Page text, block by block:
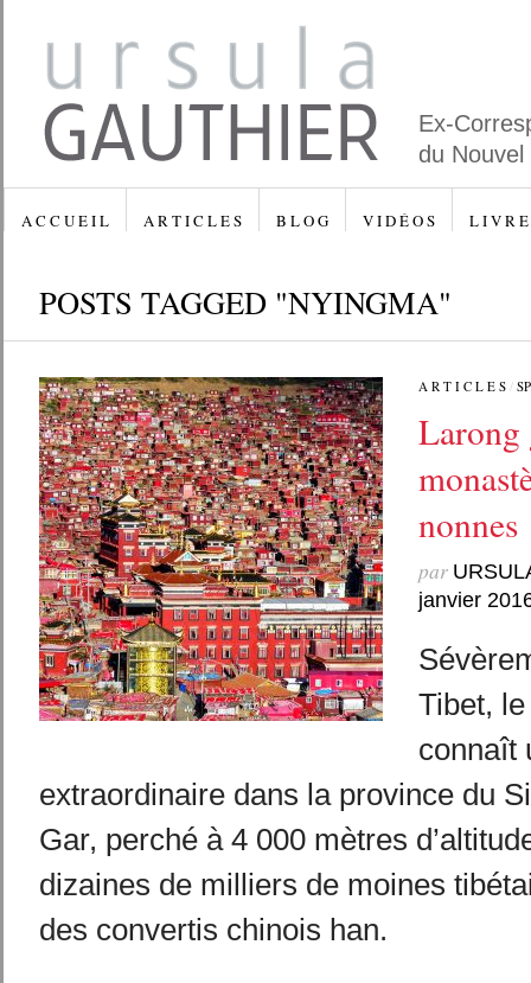
Ex-
du
A C C U E I L A R T I C L E S B L O G V I D É O S L I V R E
POSTS TAGGED "NYINGMA"
A R T I C L E S/
Larong
nonnes
par
janvier
Tibet,
connaît
extraordinaire dans la province du
Gar, perché à 4 000 mètres
dizaines de milliers de moines
des convertis chinois han.